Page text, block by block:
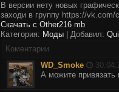
В версии нету новых
заходи в группу https://vk.com/
Скачать с Other216 mb
Категория: Моды | Добавил:
Коментарии
WD_Smoke
А можите привязать